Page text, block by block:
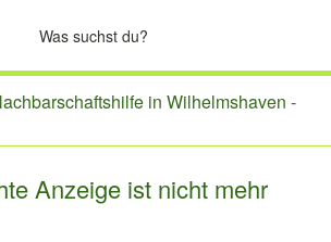
in Wilhelmshaven -
Anzeige ist nicht mehr